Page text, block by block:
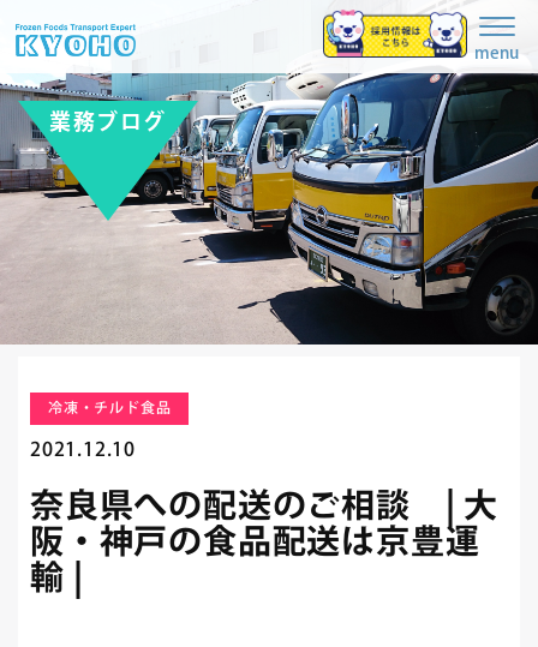
menu
業務ブログ
冷凍・チルド食品
2021.12.10
奈良県への配送のご相談 | 大
阪・神戸の食品配送は京豊運
輸 |